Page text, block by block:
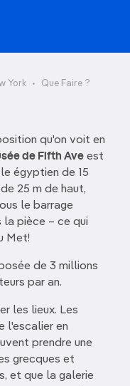
York
Que Faire ?
qu'on voit en
de Fifth Ave est
égyptien de 15
25 m de haut,
le barrage
la pièce – ce qui
Met!
de 3 millions
par an.
les lieux. Les
l'escalier en
prendre une
grecques et
et que la galerie